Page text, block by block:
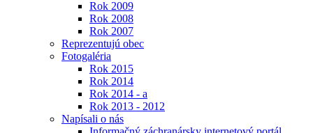
Rok 2009
Rok 2008
Rok 2007
Reprezentujú obec
Fotogaléria
Rok 2015
Rok 2014
Rok 2014 - a
Rok 2013 - 2012
Napísali o nás